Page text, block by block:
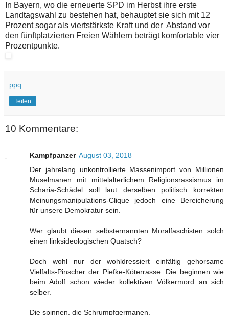
In Bayern, wo die erneuerte SPD im Herbst ihre erste
Landtagswahl zu bestehen hat, behauptet sie sich mit 12
Prozent sogar als viertstärkste Kraft und der Abstand vor
den fünftplatzierten Freien Wählern beträgt komfortable vier
Prozentpunkte.
ppq
Teilen
10 Kommentare:
Kampfpanzer August 03, 2018
Der jahrelang unkontrollierte Massenimport von Millionen
Muselmanen mit mittelalterlichem Religionsrassismus im
Scharia-Schädel soll laut derselben politisch korrekten
Meinungsmanipulations-Clique jedoch eine Bereicherung
für unsere Demokratur sein.
Wer glaubt diesen selbsternannten Moralfaschisten solch
einen linksideologischen Quatsch?
Doch wohl nur der wohldressiert einfältig gehorsame
Vielfalts-Pinscher der Piefke-Köterrasse. Die beginnen wie
beim Adolf schon wieder kollektiven Völkermord an sich
selber.
Die spinnen, die Schrumpfgermanen.